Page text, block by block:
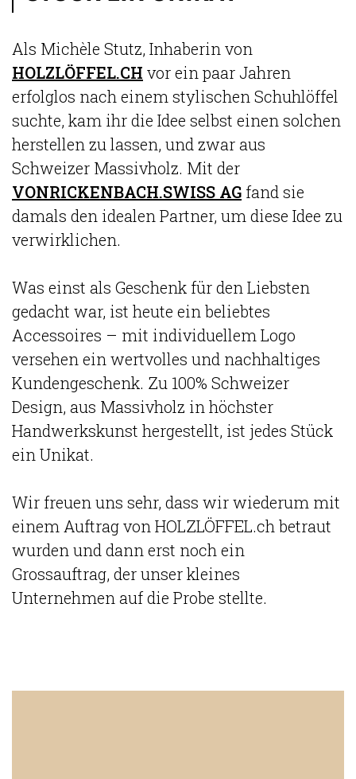
Als Michèle Stutz, Inhaberin von
HOLZLÖFFEL.CH vor ein paar Jahren
erfolglos nach einem stylischen Schuhlöffel
suchte, kam ihr die Idee selbst einen solchen
herstellen zu lassen, und zwar aus
Schweizer Massivholz. Mit der
VONRICKENBACH.SWISS AG fand sie
damals den idealen Partner, um diese Idee zu
verwirklichen.
Was einst als Geschenk für den Liebsten
gedacht war, ist heute ein beliebtes
Accessoires – mit individuellem Logo
versehen ein wertvolles und nachhaltiges
Kundengeschenk. Zu 100% Schweizer
Design, aus Massivholz in höchster
Handwerkskunst hergestellt, ist jedes Stück
ein Unikat.
Wir freuen uns sehr, dass wir wiederum mit
einem Auftrag von HOLZLÖFFEL.ch betraut
wurden und dann erst noch ein
Grossauftrag, der unser kleines
Unternehmen auf die Probe stellte.